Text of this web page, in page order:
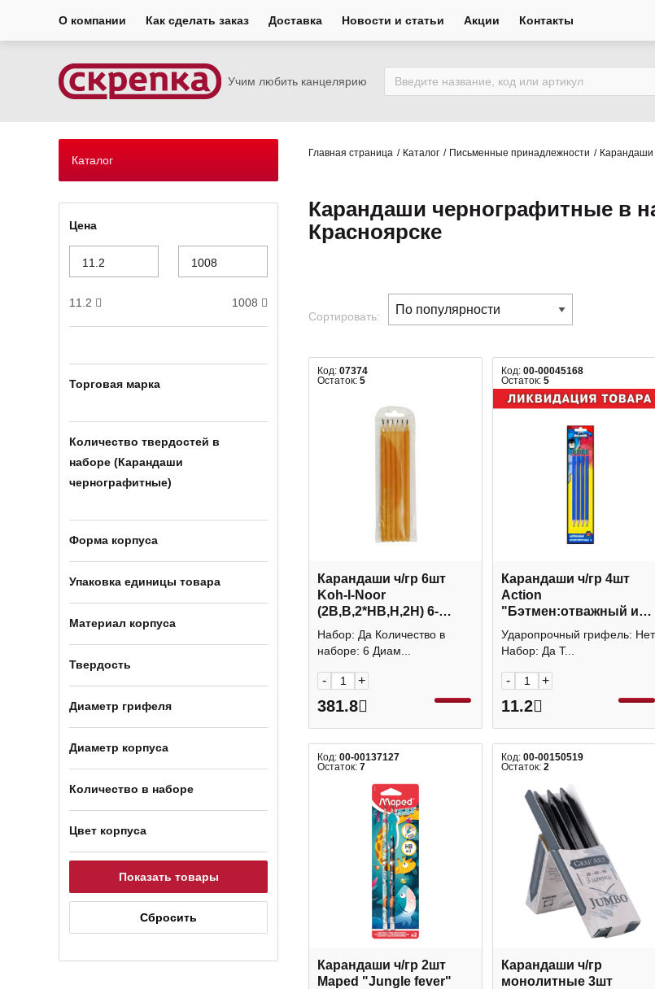
О компании Как сделать заказ Доставка Новости и статьи Акции Контакты
Учим любить канцелярию
Каталог
Цена
11.2 1008
Торговая марка
Количество твердостей в
наборе (Карандаши
чернографитные)
Форма корпуса
Упаковка единицы товара
Материал корпуса
Твердость
Диаметр грифеля
Диаметр корпуса
Количество в наборе
Цвет корпуса
Главная страница Каталог Письменные принадлежности
Карандаши чернографитные в
Красноярске
Сортировать:
Код: 07374
Остаток: 5
Карандаши ч/гр 6шт
Koh-I-Noor
(2В,В,2*HB,Н,2Н) 6-
гран., без ласт. 1696/06
Набор: Да Количество в
наборе: 6 Диам...
- +
381.8
Код:00-00045168
Остаток:5
Карандаши ч/гр 4шт
Action
"Бэтмен:отважный и
смелый" (Н,HB,B,2В) 6-
гран., без ласт. BA-
ALP200/4
Ударопрочный грифель: Нет
Набор: Да Т...
- +
11.2
Код: 00-00137127
Остаток: 7
Карандаши ч/гр 2шт
Maped "Jungle fever"
Код:00-00150519
Остаток:2
Карандаши ч/гр
монолитные 3шт